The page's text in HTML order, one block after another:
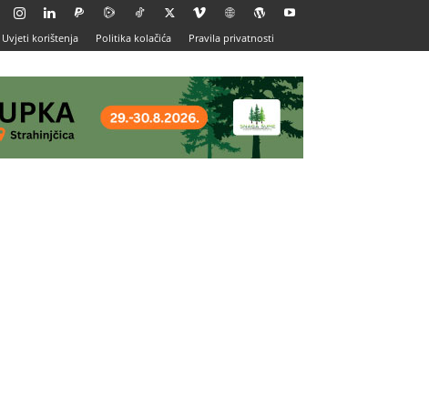
Uvjeti korištenja Politika kolačića Pravila privatnosti